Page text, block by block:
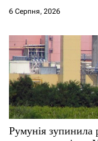
6 Серпня, 2026
Румунія зупинила